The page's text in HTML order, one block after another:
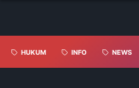
HUKUM INFO NEWS